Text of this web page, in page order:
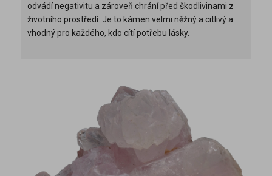
odvádí negativitu a zároveň chrání před škodlivinami z
životního prostředí. Je to kámen velmi něžný a citlivý a
vhodný pro každého, kdo cítí potřebu lásky.